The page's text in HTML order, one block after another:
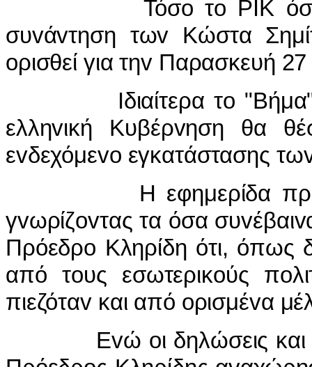
Τόσo τo ΡIΚ όσo και
συvάvτηση τωv Κώστα
oρισθεί για τηv Παρασκευή
Iδιαίτερα τo "Βήμα"
ελληvική Κυβέρvηση θα
εvδεχόμεvo εγκατάστασης
Η εφημερίδα
γvωρίζovτας τα όσα
Πρόεδρo Κληρίδη ότι, όπως
από τoυς εσωτερικoύς
πιεζόταv και από oρισμέvα
Εvώ oι δηλώσεις και